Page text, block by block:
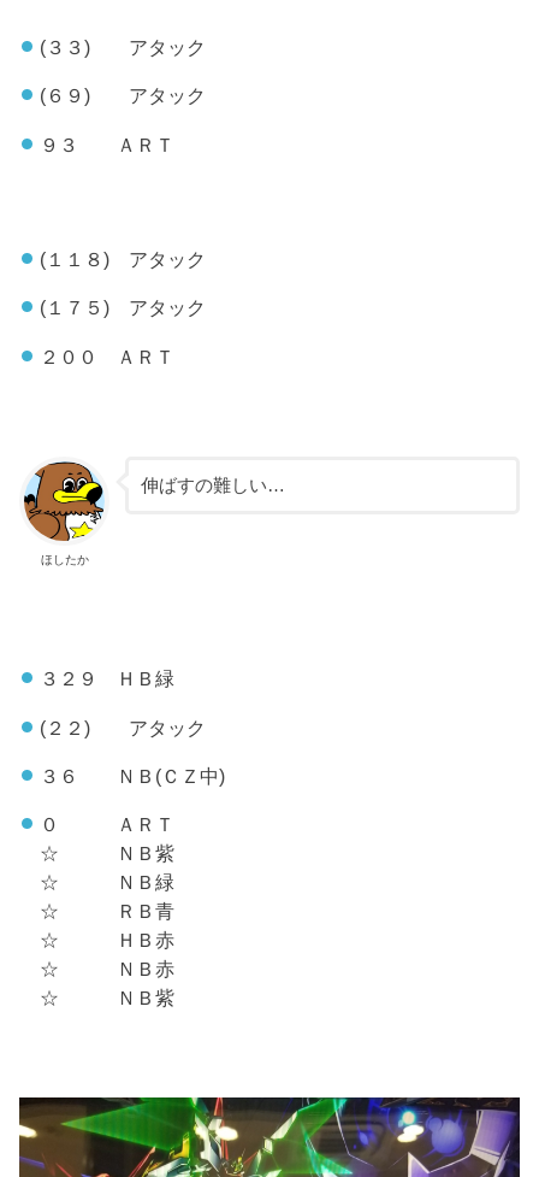
(３３) アタック
(６９) アタック
９３ ＡＲＴ
(１１８) アタック
(１７５) アタック
２００ ＡＲＴ
ほしたか
伸ばすの難しい…
３２９ ＨＢ緑
(２２) アタック
３６ ＮＢ(ＣＺ中)
０ ＡＲＴ
☆ ＮＢ紫
☆ ＮＢ緑
☆ ＲＢ青
☆ ＨＢ赤
☆ ＮＢ赤
☆ ＮＢ紫